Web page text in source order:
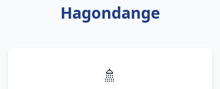
Hagondange
🚿